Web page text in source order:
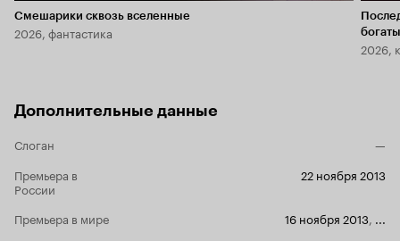
Смешарики сквозь вселенные
2026, фантастика
2026,
Дополнительные данные
Слоган
—
Премьера в
России
22 ноября 2013
Премьера в мире 16 ноября 2013